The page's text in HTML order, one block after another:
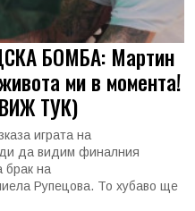
БОМБА: Мартин
ми в момента!
ТУК)
играта на
да видим финалния
брак на
Рупецова. То хубаво ще